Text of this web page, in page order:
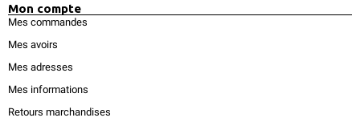
Mon compte
Mes commandes
Mes avoirs
Mes adresses
Mes informations
Retours marchandises